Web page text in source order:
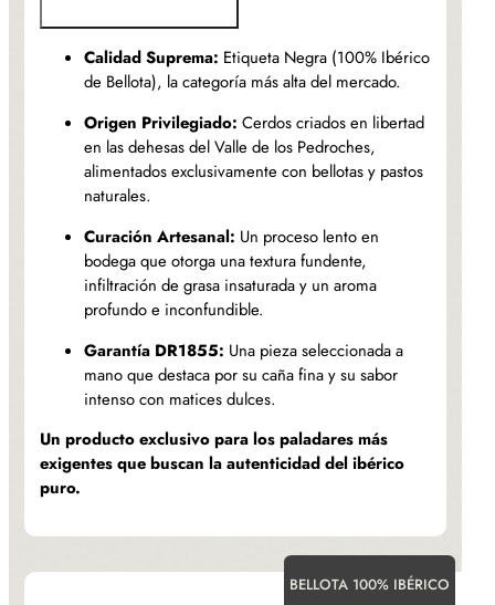
Calidad Suprema: Etiqueta Negra (100% Ibérico
de Bellota), la categoría más alta del mercado.
Origen Privilegiado: Cerdos criados en libertad
en las dehesas del Valle de los Pedroches,
alimentados exclusivamente con bellotas y pastos
naturales.
Curación Artesanal: Un proceso lento en
bodega que otorga una textura fundente,
infiltración de grasa insaturada y un aroma
profundo e inconfundible.
Garantía DR1855: Una pieza seleccionada a
mano que destaca por su caña fina y su sabor
intenso con matices dulces.
Un producto exclusivo para los paladares más
exigentes que buscan la autenticidad del ibérico
puro.
BELLOTA 100% IBÉRICO